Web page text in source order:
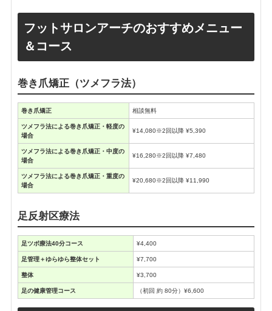
フットサロンアーチのおすすめメニュー
＆コース
巻き爪矯正（ツメフラ法）
巻き爪矯正 相談無料
ツメフラ法による巻き爪矯正・軽度の
場合
¥14,080※2回以降 ¥5,390
ツメフラ法による巻き爪矯正・中度の
場合
¥16,280※2回以降 ¥7,480
ツメフラ法による巻き爪矯正・重度の
場合
¥20,680※2回以降 ¥11,990
足反射区療法
足ツボ療法40分コース ¥4,400
足管理＋ゆらゆら整体セット ¥7,700
整体 ¥3,700
足の健康管理コース （初回 約 80分）¥6,600